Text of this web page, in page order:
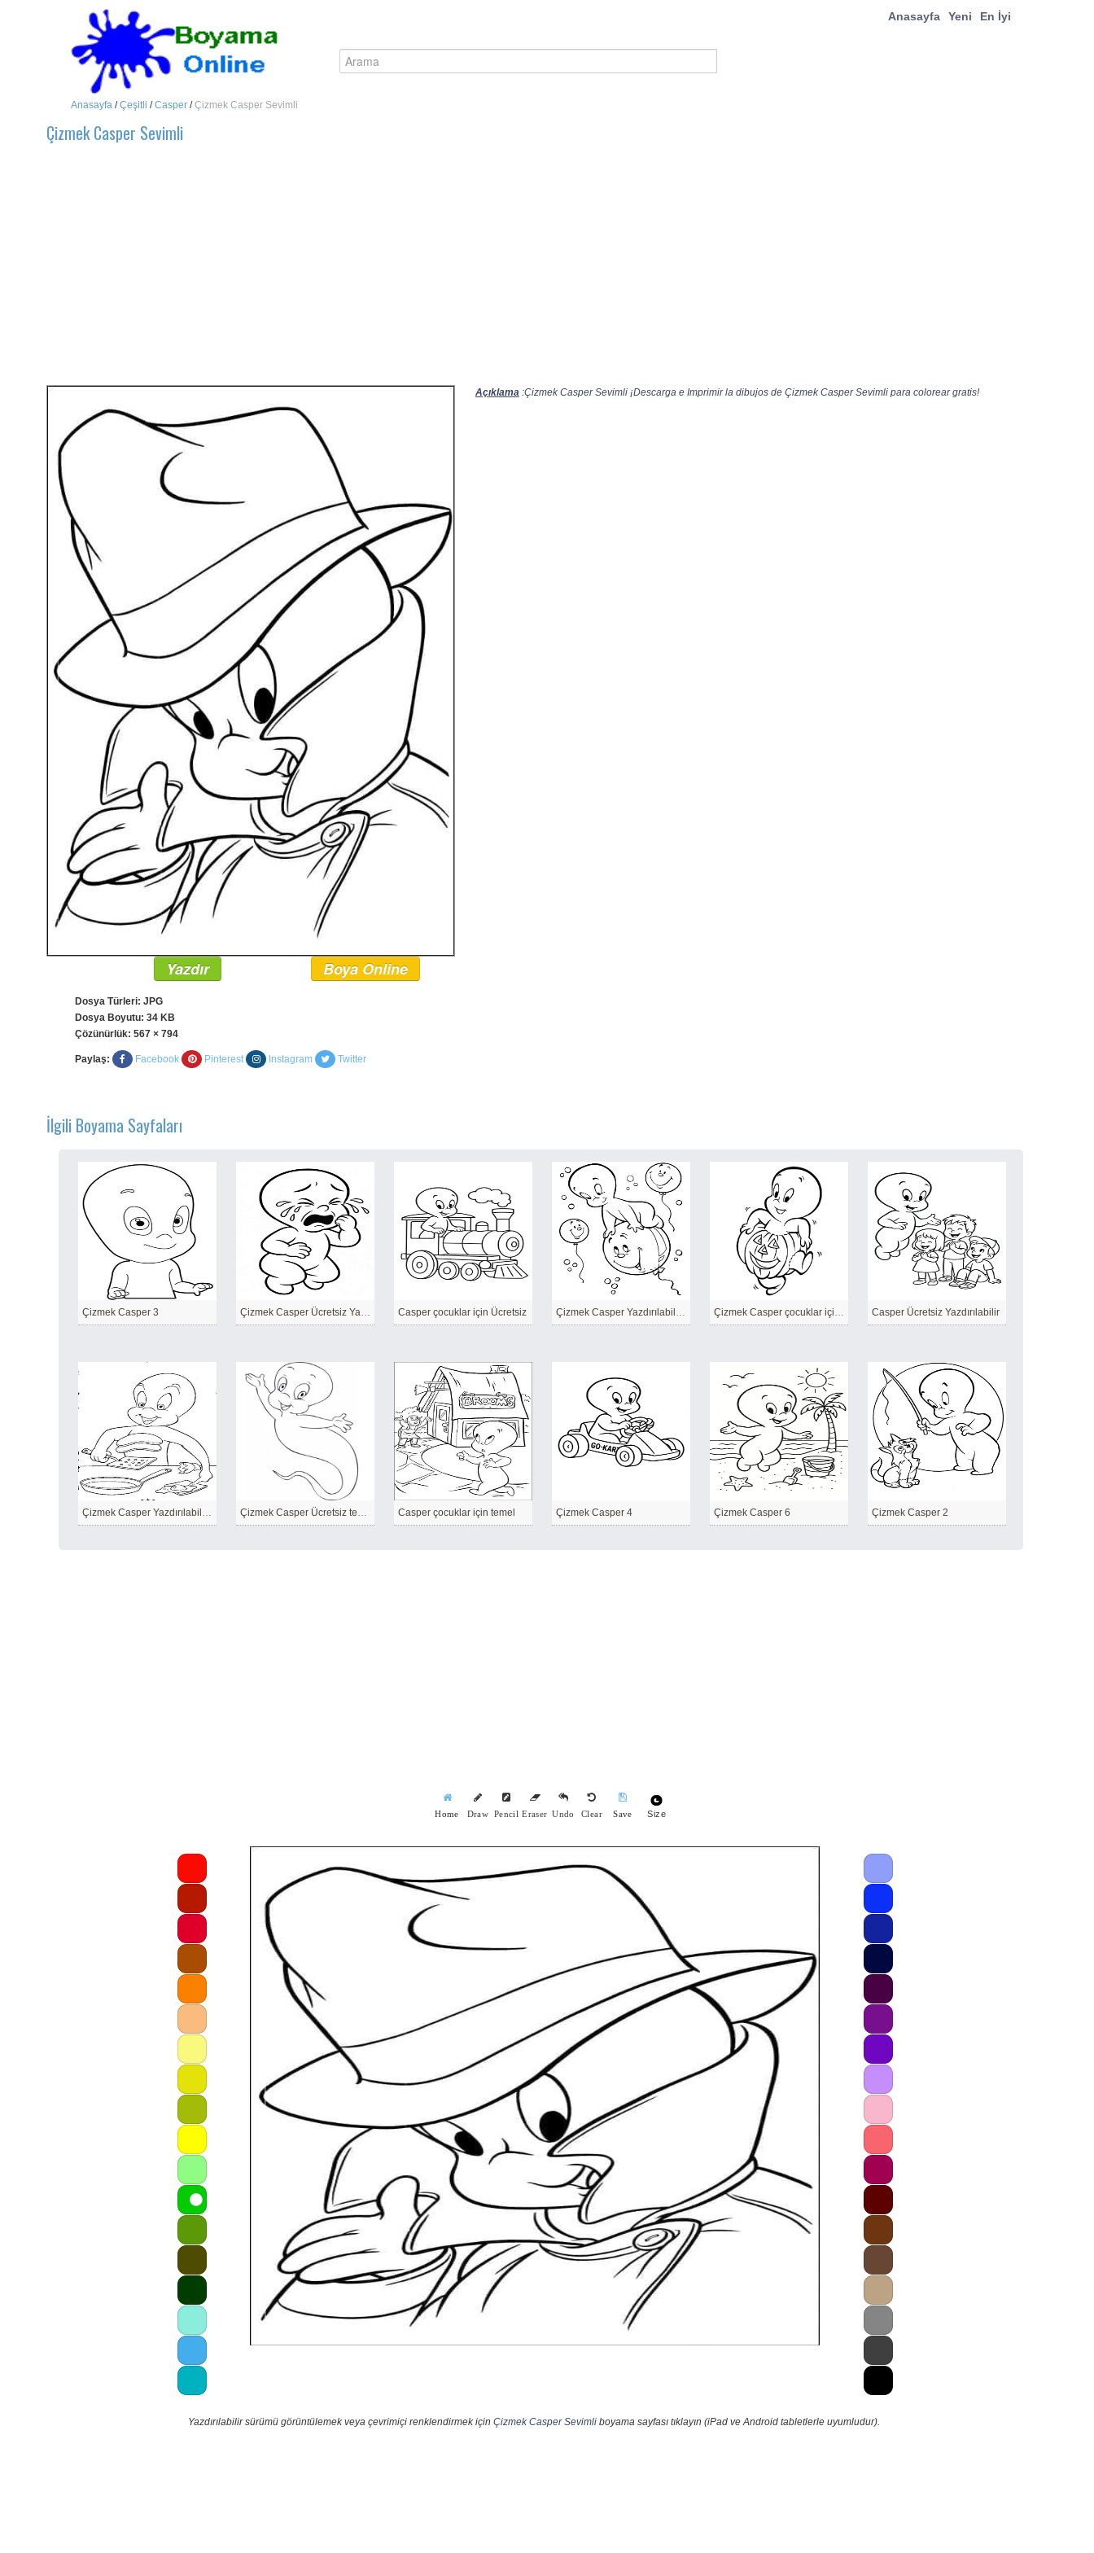
Anasayfa Yeni En İyi
Anasayfa /Çeşitli /Casper /Çizmek Casper Sevimli
Çizmek Casper Sevimli
Açıklama:Çizmek Casper Sevimli ¡Descarga e Imprimir la dibujos de Çizmek Casper Sevimli para colorear gratis!
Yazdır Boya Online
Dosya Türleri: JPG
Dosya Boyutu: 34 KB
Çözünürlük: 567 × 794
Paylaş: Facebook Pinterest Instagram Twitter
İlgili Boyama Sayfaları
Çizmek Casper 3 Çizmek Casper Ücretsiz Yazdırılabilir Casper çocuklar için Ücretsiz Çizmek Casper Yazdırılabilir basit Çizmek Casper çocuklar için basit Casper Ücretsiz Yazdırılabilir
Çizmek Casper Yazdırılabilir temel Çizmek Casper Ücretsiz temel Casper çocuklar için temel Çizmek Casper 4 Çizmek Casper 6 Çizmek Casper 2
Home Draw Pencil Eraser Undo Clear Save Size
Yazdırılabilir sürümü görüntülemek veya çevrimiçi renklendirmek için Çizmek Casper Sevimliboyama sayfası tıklayın (iPad ve Android tabletlerle uyumludur).